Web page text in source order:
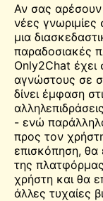
Αν σας αρέσουν
νέες γνωριμίες
μια
παραδοσιακές
Only2Chat έχει
αγνώστους σε
δίνει έμφαση
- ενώ
προς τον
επισκόπηση, θα
της
χρήστη και θα
άλλες τυχαίες